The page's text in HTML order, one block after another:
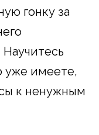
гонку за
уже имеете,
к ненужным